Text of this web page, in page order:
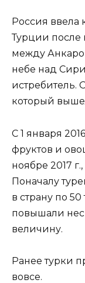
Россия ввела
Турции после
между
небе над
истребитель.
который
С 1 января
фруктов и
ноябре 2017
Поначалу
в страну по 50
повышали
величину.
Ранее турки
вовсе.